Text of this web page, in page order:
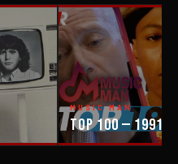
MUSIC MAN
Top 100 — 1991